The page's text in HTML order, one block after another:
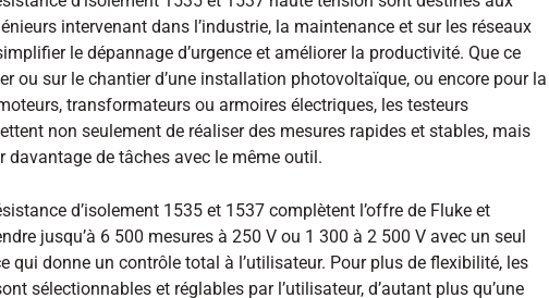
intervenant dans l’industrie, la maintenance et sur les réseaux
le dépannage d’urgence et améliorer la productivité. Que ce
ou sur le chantier d’une installation photovoltaïque, ou encore pour la
transformateurs ou armoires électriques, les testeurs
non seulement de réaliser des mesures rapides et stables, mais
davantage de tâches avec le même outil.
d’isolement 1535 et 1537 complètent l’offre de Fluke et
jusqu’à 6 500 mesures à 250 V ou 1 300 à 2 500 V avec un seul
qui donne un contrôle total à l’utilisateur. Pour plus de flexibilité, les
sélectionnables et réglables par l’utilisateur, d’autant plus qu’une